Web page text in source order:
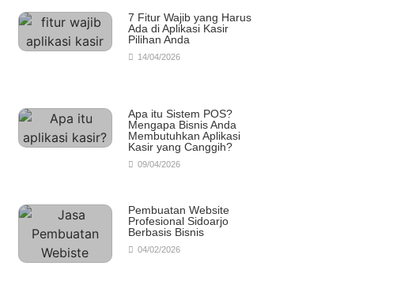
7 Fitur Wajib yang Harus
Ada di Aplikasi Kasir
Pilihan Anda
14/04/2026
Apa itu Sistem POS?
Mengapa Bisnis Anda
Membutuhkan Aplikasi
Kasir yang Canggih?
09/04/2026
Pembuatan Website
Profesional Sidoarjo
Berbasis Bisnis
04/02/2026